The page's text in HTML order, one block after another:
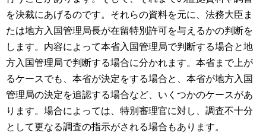
を決裁にあげるのです。それらの資料を元に、法務大臣ま
たは地方入国管理局長が在留特別許可を与えるかの判断を
します。内容によって本省入国管理局で判断する場合と地
方入国管理局で判断する場合に分かれます。本省まで上が
るケースでも、本省が決定をする場合と、本省が地方入国
管理局の決定を追認する場合など、いくつかのケースがあ
ります。場合によっては、特別審理官に対し、調査不十分
として更なる調査の指示がされる場合もあります。